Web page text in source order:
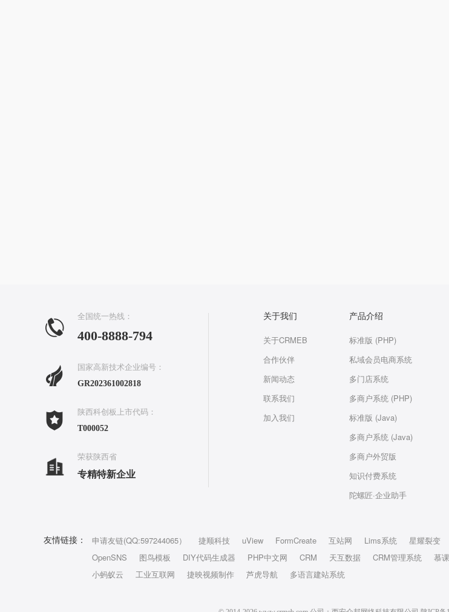
全国统一热线：
400-8888-794
国家高新技术企业编号：
GR202361002818
陕西科创板上市代码：
T000052
荣获陕西省
专精特新企业
关于我们
关于CRMEB
合作伙伴
新闻动态
联系我们
加入我们
产品介绍
标准版 (PHP)
私域会员电商系统
多门店系统
多商户系统 (PHP)
标准版 (Java)
多商户系统 (Java)
多商户外贸版
知识付费系统
陀螺匠·企业助手
友情链接： 申请友链(QQ:597244065） 捷顺科技 uView FormCreate 互站网 Lims系统 星耀裂变
OpenSNS
图鸟模板 DIY代码生成器 PHP中文网 CRM 天互数据 CRM管理系统 慕
小蚂蚁云
工业互联网 捷映视频制作 芦虎导航 多语言建站系统